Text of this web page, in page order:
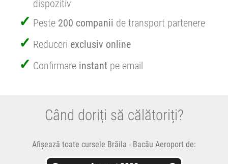
dispozitiv
Peste 200 companii de transport partenere
Reduceri exclusiv online
Confirmare instant pe email
Când doriți să călătoriți?
Afișează toate cursele Brăila - Bacău Aeroport de: